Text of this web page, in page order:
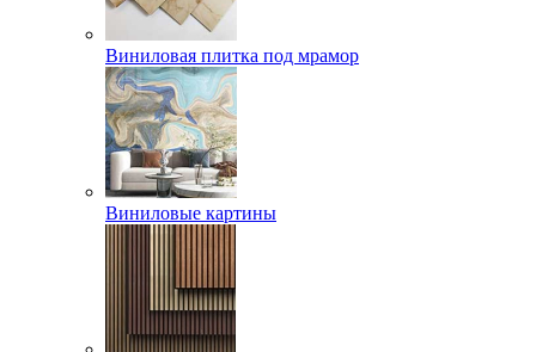
Виниловая плитка под мрамор
Виниловые картины